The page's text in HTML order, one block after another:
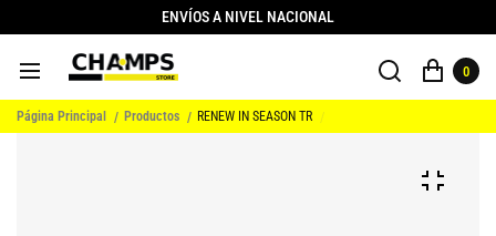
ENVÍOS A NIVEL NACIONAL
0
Página Principal Productos RENEW IN SEASON TR